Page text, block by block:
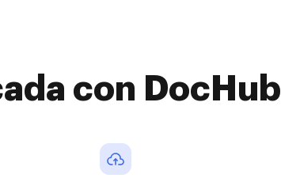
con DocHub